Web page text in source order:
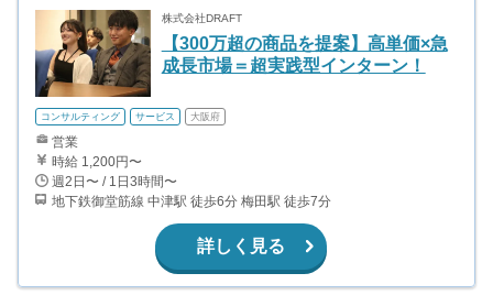
株式会社DRAFT
【300万超の商品を提案】高単価×急
成長市場＝超実践型インターン！
コンサルティング サービス 大阪府
営業
時給 1,200円〜
週2日〜 / 1日3時間〜
地下鉄御堂筋線 中津駅 徒歩6分 梅田駅 徒歩7分
詳しく見る